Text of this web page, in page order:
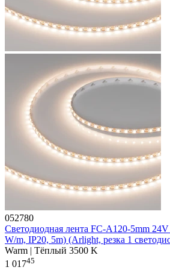
052780
Светодиодная лента FC-A120-5mm
W/m, IP20, 5m) (Arlight, резка 1
Warm | Тёплый 3500 K
1 01745